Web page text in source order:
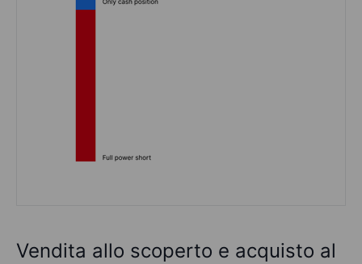
Vendita allo scoperto e acquisto al